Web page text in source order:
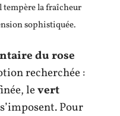
tempère la fraîcheur
sophistiquée.
du rose
recherchée :
levert
s’imposent. Pour